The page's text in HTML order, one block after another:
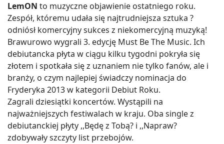
LemON to muzyczne objawienie ostatniego roku.
Zespół, któremu udała się najtrudniejsza sztuka ?
odniósł komercyjny sukces z niekomercyjną muzyką!
Brawurowo wygrali 3. edycję Must Be The Music. Ich
debiutancka płyta w ciągu kilku tygodni pokryła się
złotem i spotkała się z uznaniem nie tylko fanów, ale i
branży, o czym najlepiej świadczy nominacja do
Fryderyka 2013 w kategorii Debiut Roku.
Zagrali dziesiątki koncertów. Wystąpili na
najważniejszych festiwalach w kraju. Oba single z
debiutanckiej płyty ,,Będę z Tobą? i ,,Napraw?
zdobywały szczyty list przebojów.